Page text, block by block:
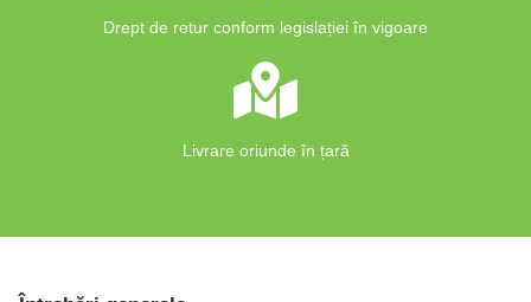
Drept de retur conform legislației în vigoare
Livrare oriunde în țară